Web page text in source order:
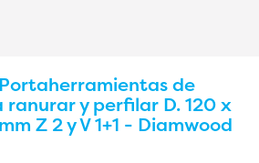
Portaherramientas de
y perfilar D. 120 x
Z 2 y V 1+1 - Diamwood